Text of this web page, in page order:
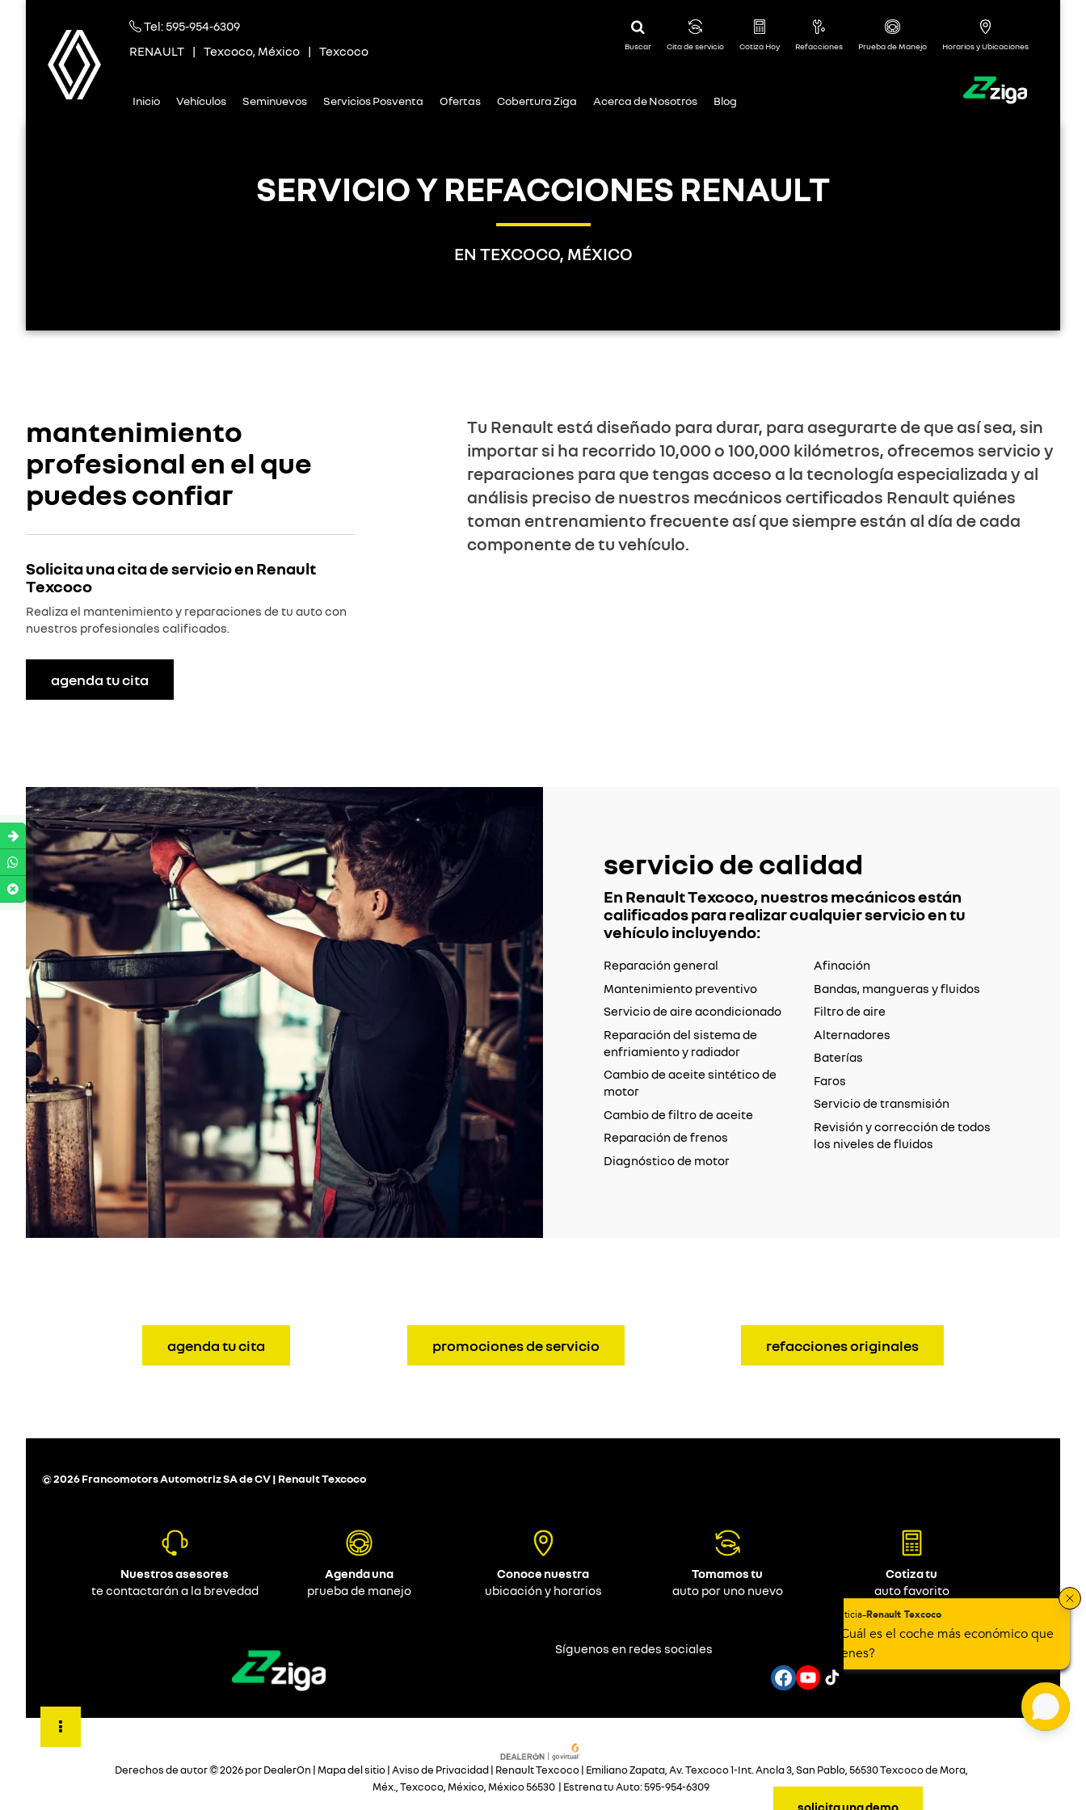
Tel: 595-954-6309
RENAULT
| Texcoco, México | Texcoco Buscar Cita de servicio Cotiza Hoy Refacciones Prueba de Manejo Horarios y Ubicaciones
Inicio Vehículos Seminuevos Servicios Posventa Ofertas Cobertura Ziga Acerca de Nosotros Blog
SERVICIO Y REFACCIONES RENAULT
EN TEXCOCO, MÉXICO
mantenimiento
profesional en el que
puedes confiar
Solicita una cita de servicio en Renault
Texcoco
Realiza el mantenimiento y reparaciones de tu auto con
nuestros profesionales calificados.
agenda tu cita
Tu Renault está diseñado para durar, para asegurarte de que así sea, sin
importar si ha recorrido 10,000 o 100,000 kilómetros, ofrecemos servicio y
reparaciones para que tengas acceso a la tecnología especializada y al
análisis preciso de nuestros mecánicos certificados Renault quiénes
toman entrenamiento frecuente así que siempre están al día de cada
componente de tu vehículo.
servicio de calidad
En Renault Texcoco, nuestros mecánicos están
calificados para realizar cualquier servicio en tu
vehículo incluyendo:
Reparación general
Mantenimiento preventivo
Servicio de aire acondicionado
Reparación del sistema de
enfriamiento y radiador
Cambio de aceite sintético de
motor
Cambio de filtro de aceite
Reparación de frenos
Diagnóstico de motor
Afinación
Bandas, mangueras y fluidos
Filtro de aire
Alternadores
Baterías
Faros
Servicio de transmisión
Revisión y corrección de todos
los niveles de fluidos
agenda tu cita promociones de servicio refacciones originales
solicita una demo
© 2026 Francomotors Automotriz SA de CV | Renault Texcoco
Nuestros asesores
te contactarán a la brevedad
Agenda una
prueba de manejo
Conoce nuestra
ubicación y horarios
Tomamos tu
auto por uno nuevo
Cotiza tu
auto favorito
Síguenos en redes sociales
Derechos de autor © 2026 por DealerOn Mapa del sitio| Aviso de Privacidad | Renault Texcoco| Emiliano Zapata, Av. Texcoco 1-Int. Ancla 3, San Pablo, 56530 Texcoco de Mora,
Méx., Texcoco, México, México 56530 | Estrena tu Auto: 595-954-6309